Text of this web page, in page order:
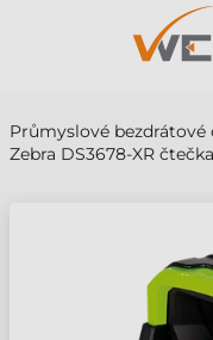
Průmyslové
Zebra DS3678-XR